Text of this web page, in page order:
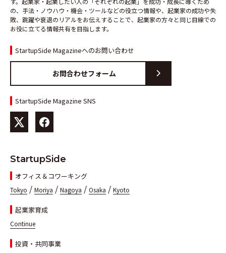
の、手法・ノウハウ・機会・ツールなどの役立つ情報や、起業家の成功や失
敗、跳躍や衰退のリアルをお伝えすることで、起業家の方々と同じ目線での
お役に立てる情報共有を目指します。
StartupSide Magazineへのお問い合わせ
お問合わせフォーム
StartupSide Magazine SNS
StartupSide
オフィス＆コワーキング
Tokyo / Moriya / Nagoya / Osaka / Kyoto
起業家育成
Continue
投資・共同事業